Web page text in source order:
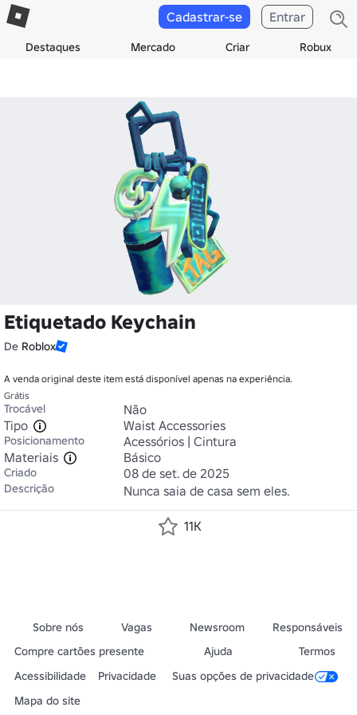
Destaques Mercado Criar Robux
Cadastrar-se Entrar
Etiquetado Keychain
De Roblox
A venda original deste item está disponível apenas na experiência.
Grátis
Trocável
Não
Tipo
Waist Accessories
Posicionamento
Acessórios | Cintura
Materiais
Básico
Criado 08 de set. de 2025
Descrição Nunca saia de casa sem eles.
11K
Sobre nós Vagas Newsroom
Responsáveis
Compre cartões presente
Ajuda
Termos
Acessibilidade
Privacidade
Suas opções de privacidade
Mapa do site